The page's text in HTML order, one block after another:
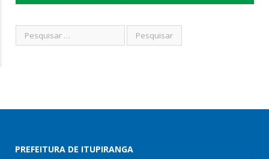
PREFEITURA DE ITUPIRANGA